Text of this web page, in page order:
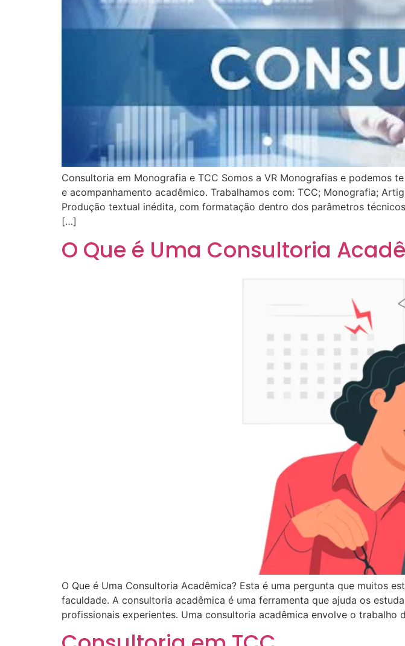
Consultoria em Monografia e TCC Somos a VR Monografias e podemos
e acompanhamento acadêmico. Trabalhamos com: TCC; Monografia;
Produção textual inédita, com formatação dentro dos parâmetros
[…]
O Que é Uma Consultoria
O Que é Uma Consultoria Acadêmica? Esta é uma pergunta que muitos
faculdade. A consultoria acadêmica é uma ferramenta que ajuda os
profissionais experientes. Uma consultoria acadêmica envolve o